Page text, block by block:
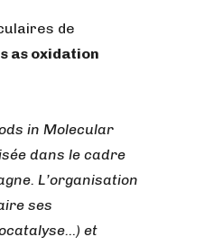
de
as oxidation
in Molecular
dans le cadre
L’organisation
ses
et